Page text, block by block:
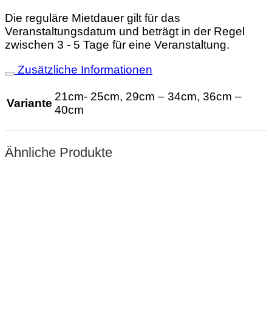
Die reguläre Mietdauer gilt für das
Veranstaltungsdatum und beträgt in der Regel
zwischen 3 - 5 Tage für eine Veranstaltung.
Zusätzliche Informationen
Variante
21cm- 25cm, 29cm – 34cm, 36cm –
40cm
Ähnliche Produkte